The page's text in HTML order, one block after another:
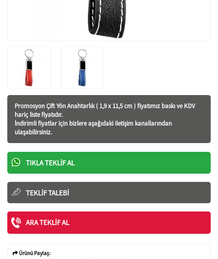
Promosyon Çift Yön Anahtarlık ( 1,9 x 11,5 cm ) fiyatımız baskı ve KDV
hariç liste fiyatıdır.
İndirimli fiyatlar için bizlere aşağıdaki iletişim kanallarından
ulaşabilirsiniz.
TIKLA TEKLIF AL
TEKLIF TALEBI
ARA TEKLIF AL
Ürünü Paylaş: